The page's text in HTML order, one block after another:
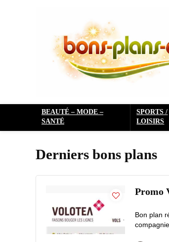
BEAUTÉ – MODE –
SANTÉ
SPORTS /
LOISIRS
Derniers bons plans
Promo
Bon plan